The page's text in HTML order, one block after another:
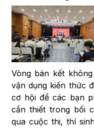
Vòng bán kết
vận dụng kiến thức
cơ hội để các bạn
cần thiết trong bối
qua cuộc thi, thí